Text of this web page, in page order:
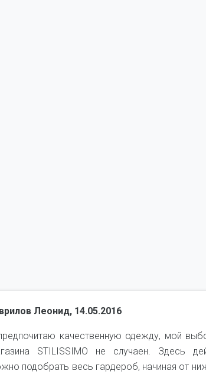
Леонид, 14.05.2016
качественную одежду, мой
STILISSIMO не случаен. Здесь
подобрать весь гардероб, начиная от